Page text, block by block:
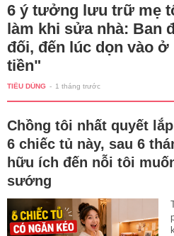
6 ý tưởng lưu trữ mẹ
làm khi sửa nhà: Ban
đối, đến lúc dọn vào
tiền"
TIÊU DÙNG - 1 tháng trước
Chồng tôi nhất quyết
6 chiếc tủ này, sau 6
hữu ích đến nỗi tôi
sướng